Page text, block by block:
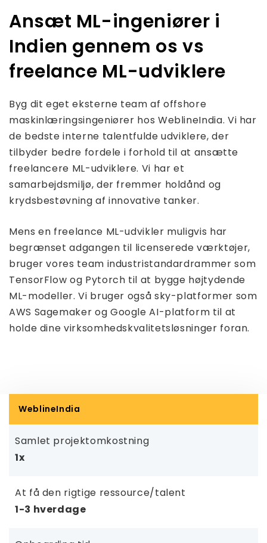
Ansæt ML-ingeniører i
Indien gennem os vs
freelance ML-udviklere
Byg dit eget eksterne team af offshore
maskinlæringsingeniører hos WeblineIndia. Vi har
de bedste interne talentfulde udviklere, der
tilbyder bedre fordele i forhold til at ansætte
freelancere ML-udviklere. Vi har et
samarbejdsmiljø, der fremmer holdånd og
krydsbestøvning af innovative tanker.
Mens en freelance ML-udvikler muligvis har
begrænset adgangen til licenserede værktøjer,
bruger vores team industristandardrammer som
TensorFlow og Pytorch til at bygge højtydende
ML-modeller. Vi bruger også sky-platformer som
AWS Sagemaker og Google AI-platform til at
holde dine virksomhedskvalitetsløsninger foran.
WeblineIndia
Samlet projektomkostning
1x
At få den rigtige ressource/talent
1-3 hverdage